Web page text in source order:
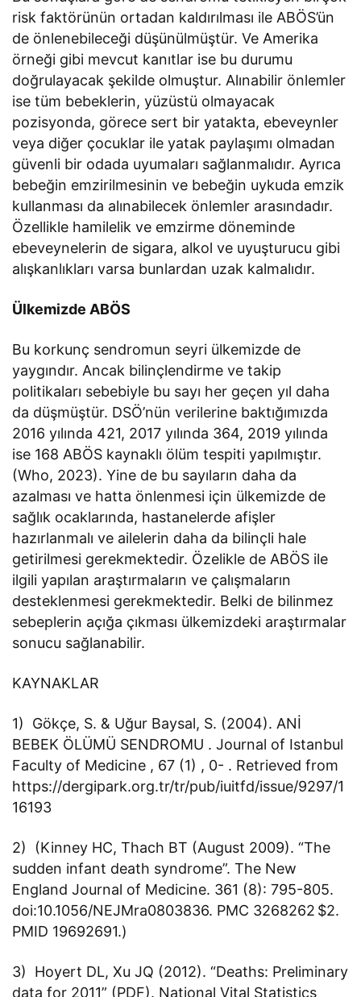
risk faktörünün ortadan kaldırılması ile ABÖS’ün
de önlenebileceği düşünülmüştür. Ve Amerika
örneği gibi mevcut kanıtlar ise bu durumu
doğrulayacak şekilde olmuştur. Alınabilir önlemler
ise tüm bebeklerin, yüzüstü olmayacak
pozisyonda, görece sert bir yatakta, ebeveynler
veya diğer çocuklar ile yatak paylaşımı olmadan
güvenli bir odada uyumaları sağlanmalıdır. Ayrıca
bebeğin emzirilmesinin ve bebeğin uykuda emzik
kullanması da alınabilecek önlemler arasındadır.
Özellikle hamilelik ve emzirme döneminde
ebeveynelerin de sigara, alkol ve uyuşturucu gibi
alışkanlıkları varsa bunlardan uzak kalmalıdır.
Ülkemizde ABÖS
Bu korkunç sendromun seyri ülkemizde de
yaygındır. Ancak bilinçlendirme ve takip
politikaları sebebiyle bu sayı her geçen yıl daha
da düşmüştür. DSÖ’nün verilerine baktığımızda
2016 yılında 421, 2017 yılında 364, 2019 yılında
ise 168 ABÖS kaynaklı ölüm tespiti yapılmıştır.
(Who, 2023). Yine de bu sayıların daha da
azalması ve hatta önlenmesi için ülkemizde de
sağlık ocaklarında, hastanelerde afişler
hazırlanmalı ve ailelerin daha da bilinçli hale
getirilmesi gerekmektedir. Özelikle de ABÖS ile
ilgili yapılan araştırmaların ve çalışmaların
desteklenmesi gerekmektedir. Belki de bilinmez
sebeplerin açığa çıkması ülkemizdeki araştırmalar
sonucu sağlanabilir.
KAYNAKLAR
1) Gökçe, S. & Uğur Baysal, S. (2004). ANİ
BEBEK ÖLÜMÜ SENDROMU . Journal of Istanbul
Faculty of Medicine , 67 (1) , 0- . Retrieved from
https://dergipark.org.tr/tr/pub/iuitfd/issue/9297/1
16193
2) (Kinney HC, Thach BT (August 2009). “The
sudden infant death syndrome”. The New
England Journal of Medicine. 361 (8): 795-805.
doi:10.1056/NEJMra0803836. PMC 3268262 $2.
PMID 19692691.)
3) Hoyert DL, Xu JQ (2012). “Deaths: Preliminary
data for 2011” (PDF). National Vital Statistics